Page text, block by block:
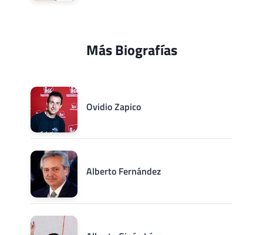
Más Biografías
Ovidio Zapico
Alberto Fernández